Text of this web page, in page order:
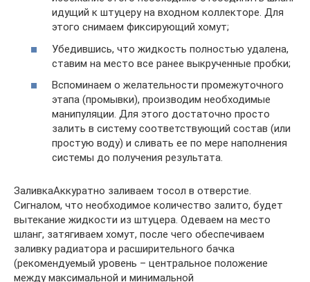
идущий к штуцеру на входном коллекторе. Для
этого снимаем фиксирующий хомут;
Убедившись, что жидкость полностью удалена,
ставим на место все ранее выкрученные пробки;
Вспоминаем о желательности промежуточного
этапа (промывки), производим необходимые
манипуляции. Для этого достаточно просто
залить в систему соответствующий состав (или
простую воду) и сливать ее по мере наполнения
системы до получения результата.
ЗаливкаАккуратно заливаем тосол в отверстие.
Сигналом, что необходимое количество залито, будет
вытекание жидкости из штуцера. Одеваем на место
шланг, затягиваем хомут, после чего обеспечиваем
заливку радиатора и расширительного бачка
(рекомендуемый уровень – центральное положение
между максимальной и минимальной